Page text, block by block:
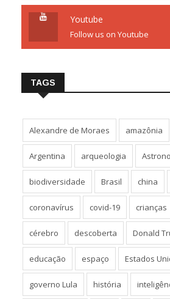
Youtube
Follow us on Youtube
TAGS
Alexandre de Moraes amazônia
Argentina arqueologia
biodiversidade Brasil china
coronavírus covid-19 crianças
cérebro descoberta Donald
educação espaço Estados
governo Lula história